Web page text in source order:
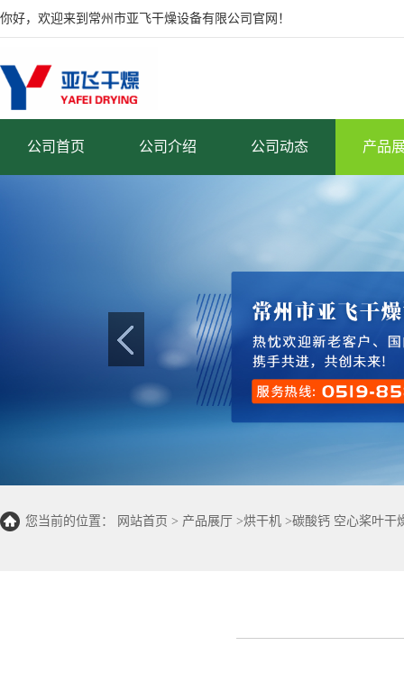
你好，欢迎来到常州市亚飞干燥设备有限公司官网！
公司首页 公司介绍 公司动态 产品
您当前的位置： 网站首页 > 产品展厅 >烘干机 >碳酸钙 空心桨叶干